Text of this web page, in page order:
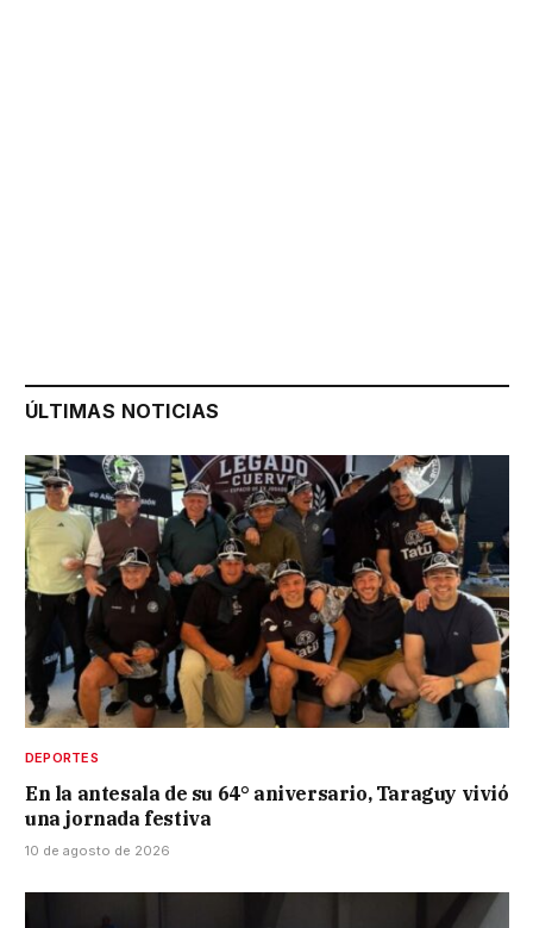
ÚLTIMAS NOTICIAS
DEPORTES
En la antesala de su 64° aniversario, Taraguy vivió
una jornada festiva
10 de agosto de 2026